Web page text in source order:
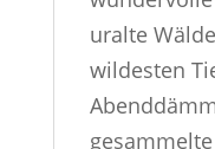
uralte
wildesten